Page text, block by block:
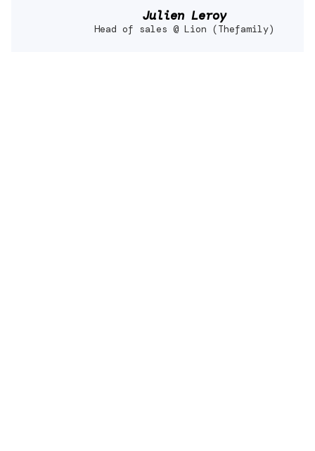
Julien Leroy
Head of sales @ Lion (Thefamily)